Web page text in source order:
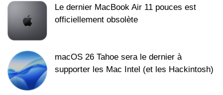
Le dernier MacBook Air 11 pouces est
officiellement obsolète
macOS 26 Tahoe sera le dernier à
supporter les Mac Intel (et les Hackintosh)